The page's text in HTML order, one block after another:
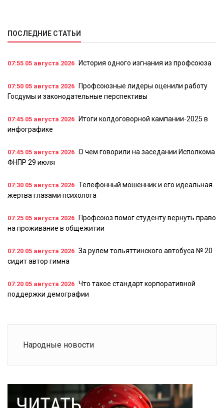
ПОСЛЕДНИЕ СТАТЬИ
07:55 05 августа 2026 История одного изгнания из профсоюза
07:50 05 августа 2026
Профсоюзные лидеры оценили работу
Госдумы и законодательные перспективы
07:45 05 августа 2026
Итоги колдоговорной кампании-2025 в
инфографике
07:45 05 августа 2026 О чем говорили на заседании Исполкома
ФНПР 29 июля
07:30 05 августа 2026 Телефонный мошенник и его идеальная
жертва глазами психолога
07:25 05 августа 2026
Профсоюз помог студенту вернуть право
на проживание в общежитии
07:20 05 августа 2026 За рулем тольяттинского автобуса № 20
сидит автор гимна
07:20 05 августа 2026 Что такое стандарт корпоративной
поддержки демографии
Народные новости